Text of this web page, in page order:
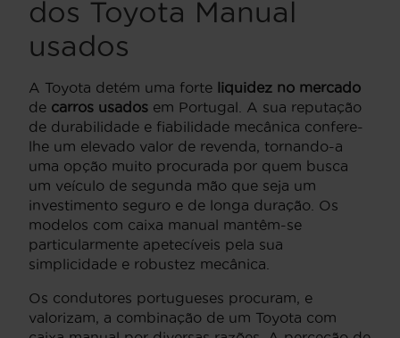
dos Toyota Manual
usados
A Toyota detém uma forte liquidez no mercado
de carros usados em Portugal. A sua reputação
de durabilidade e fiabilidade mecânica confere-
lhe um elevado valor de revenda, tornando-a
uma opção muito procurada por quem busca
um veículo de segunda mão que seja um
investimento seguro e de longa duração. Os
modelos com caixa manual mantêm-se
particularmente apetecíveis pela sua
simplicidade e robustez mecânica.
Os condutores portugueses procuram, e
valorizam, a combinação de um Toyota com